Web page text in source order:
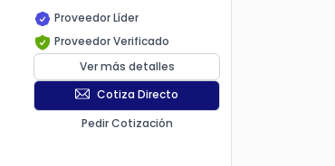
Proveedor Líder
Proveedor Verificado
Ver más detalles
Cotiza Directo
Pedir Cotización